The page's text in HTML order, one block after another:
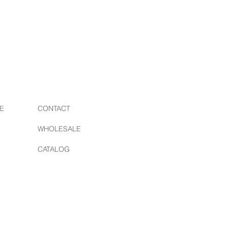
ア/ロサンゼルスで誕生した"RED
製作しています。愛のあるアート
CONTACT
WHOLESALE
CATALOG